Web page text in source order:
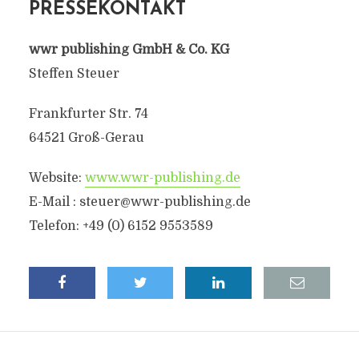
PRESSEKONTAKT
wwr publishing GmbH & Co. KG
Steffen Steuer
Frankfurter Str. 74
64521 Groß-Gerau
Website: www.wwr-publishing.de
E-Mail : steuer@wwr-publishing.de
Telefon: +49 (0) 6152 9553589